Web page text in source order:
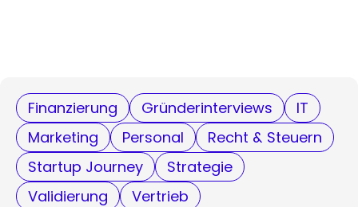
Finanzierung Gründerinterviews
IT
Marketing
Personal
Recht & Steuern
Startup Journey
Strategie
Validierung
Vertrieb